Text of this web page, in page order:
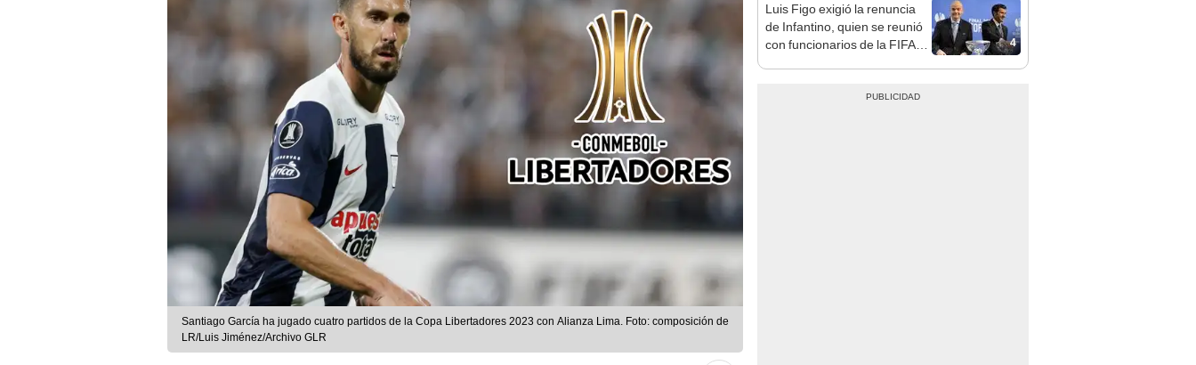
Santiago García ha jugado cuatro partidos de la Copa Libertadores 2023 con Alianza Lima. Foto: composición de
LR/Luis Jiménez/Archivo GLR
4
Luis Figo exigió la renuncia
de Infantino, quien se reunió
con funcionarios de la FIFA